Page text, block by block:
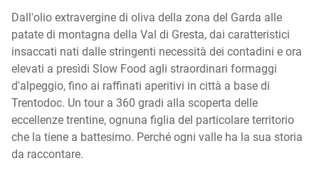
Dall'olio extravergine di oliva della zona del Garda alle
patate di montagna della Val di Gresta, dai caratteristici
insaccati nati dalle stringenti necessità dei contadini e ora
elevati a presìdi Slow Food agli straordinari formaggi
d'alpeggio, fino ai raffinati aperitivi in città a base di
Trentodoc. Un tour a 360 gradi alla scoperta delle
eccellenze trentine, ognuna figlia del particolare territorio
che la tiene a battesimo. Perché ogni valle ha la sua storia
da raccontare.